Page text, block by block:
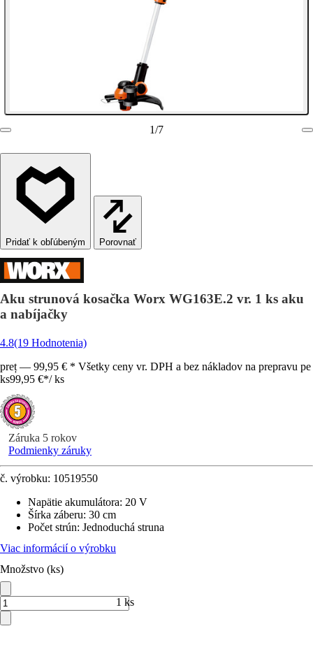
1/7
Porovnať
Aku strunová kosačka Worx WG163E.2 vr. 1 ks aku
a nabíjačky
4.8(19 Hodnotenia)
preț — 99,95 € * Všetky ceny vr. DPH a bez nákladov na prepravu pe
ks99,95 €*/ ks
Záruka 5 rokov
Podmienky záruky
č. výrobku: 10519550
Napätie akumulátora: 20 V
Šírka záberu: 30 cm
Počet strún: Jednoduchá struna
Viac informácií o výrobku
Množstvo (ks)
1 ks